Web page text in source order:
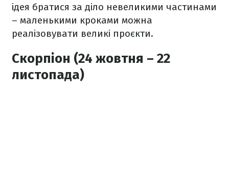
ідея братися за діло невеликими частинами
– маленькими кроками можна
реалізовувати великі проєкти.
Скорпіон (24 жовтня – 22
листопада)